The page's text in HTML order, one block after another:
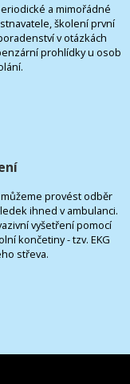
a mimořádné
školení první
v otázkách
prohlídky u osob
provést odběr
ihned v ambulanci.
vyšetření pomocí
končetiny - tzv. EKG
střeva.